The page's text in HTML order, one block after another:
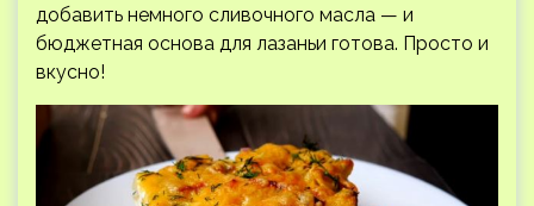
добавить немного сливочного масла — и
бюджетная основа для лазаньи готова. Просто и
вкусно!